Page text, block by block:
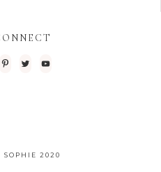
SOPHIE 2020